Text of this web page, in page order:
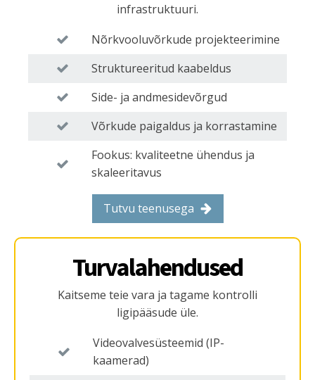
infrastruktuuri.
Nõrkvooluvõrkude projekteerimine
Struktureeritud kaabeldus
Side- ja andmesidevõrgud
Võrkude paigaldus ja korrastamine
Fookus: kvaliteetne ühendus ja
skaleeritavus
Tutvu teenusega
Turvalahendused
Kaitseme teie vara ja tagame kontrolli
ligipääsude üle.
Videovalvesüsteemid (IP-
kaamerad)